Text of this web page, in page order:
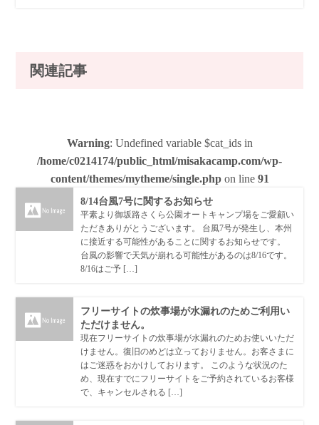
関連記事
Warning: Undefined variable $cat_ids in
/home/c0214174/public_html/misakacamp.com/wp-
content/themes/mytheme/single.phpon line 91
8/14台風7号に関するお知らせ
平素より御坂路さくら公園オートキャンプ場をご愛顧い
ただきありがとうございます。 台風7号が発生し、本州
に接近する可能性があることに関するお知らせです。
台風の影響で天気が崩れる可能性があるのは8/16です。
8/16はご予 […]
フリーサイトの炊事場が水漏れのためご利用い
ただけません。
現在フリーサイトの炊事場が水漏れのためお使いいただ
けません。復旧のめどは立っておりません。お客さまに
はご迷惑をおかけしております。 このような状況のた
め、現在すでにフリーサイトをご予約されているお客様
で、キャンセルされる […]